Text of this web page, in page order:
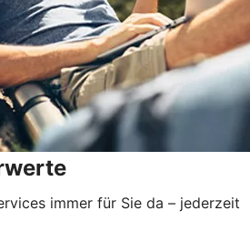
immer für Sie da – jederzeit